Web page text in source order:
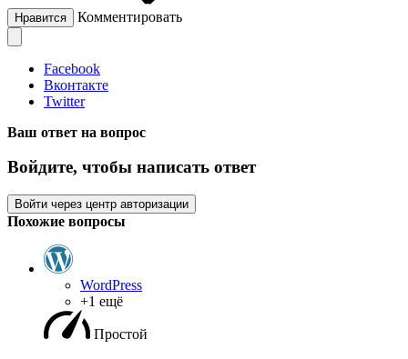
Нравится Комментировать
Facebook
Вконтакте
Twitter
Ваш ответ на вопрос
Войдите, чтобы написать ответ
Войти через центр авторизации
Похожие вопросы
WordPress
+1 ещё
Простой